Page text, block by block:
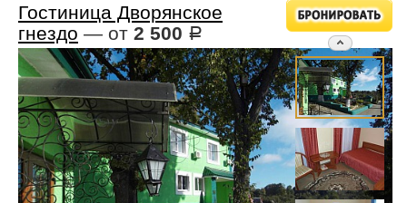
Гостиница Дворянское
гнездо — от 2 500 Р